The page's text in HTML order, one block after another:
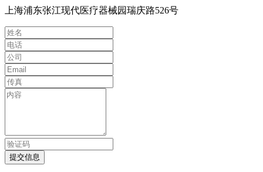
上海浦东张江现代医疗器械园瑞庆路526号
提交信息